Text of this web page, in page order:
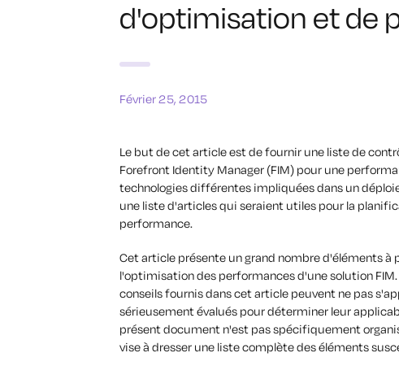
d'optimisation et de
Février 25, 2015
Le but de cet article est de fournir une liste de
Forefront Identity Manager (FIM) pour une
technologies différentes impliquées dans un
une liste d'articles qui seraient utiles pour la
performance.
Cet article présente un grand nombre d'éléments
l'optimisation des performances d'une solution
conseils fournis dans cet article peuvent ne pas
sérieusement évalués pour déterminer leur
présent document n'est pas spécifiquement
vise à dresser une liste complète des éléments